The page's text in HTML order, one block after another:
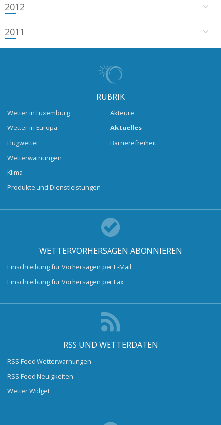
2012
2011
RUBRIK
Wetter in Luxemburg
Wetter in Europa
Flugwetter
Wetterwarnungen
Klima
Produkte und Dienstleistungen
Akteure
Aktuelles
Barrierefreiheit
WETTERVORHERSAGEN ABONNIEREN
Einschreibung für Vorhersagen per E-Mail
Einschreibung für Vorhersagen per Fax
RSS UND WETTERDATEN
RSS Feed Wetterwarnungen
RSS Feed Neuigkeiten
Wetter Widget